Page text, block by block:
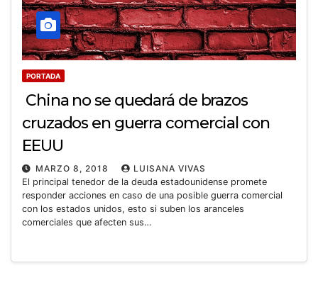
PORTADA
China no se quedará de brazos
cruzados en guerra comercial con
EEUU
MARZO 8, 2018
LUISANA VIVAS
El principal tenedor de la deuda estadounidense promete
responder acciones en caso de una posible guerra comercial
con los estados unidos, esto si suben los aranceles
comerciales que afecten sus…